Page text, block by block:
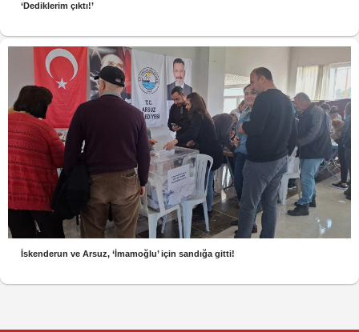
‘Dediklerim çıktı!’
İskenderun ve Arsuz, ‘İmamoğlu’ için sandığa gitti!